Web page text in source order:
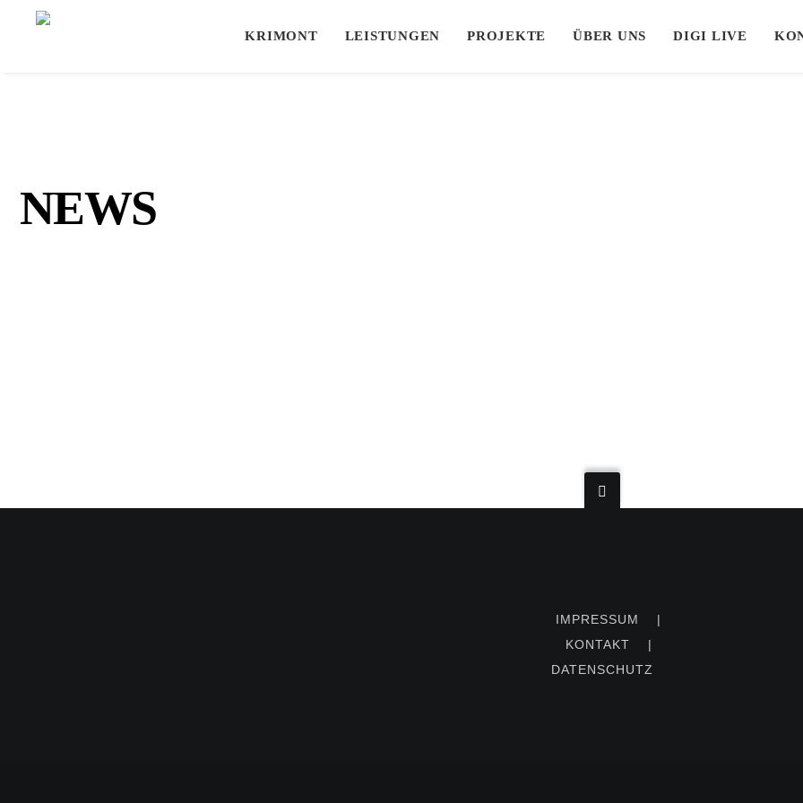
KRIMONT LEISTUNGEN PROJEKTE ÜBER UNS DIGI LIVE
NEWS
IMPRESSUM
|
KONTAKT
|
DATENSCHUTZ